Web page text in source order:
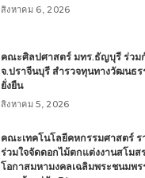
สิงหาคม 6, 2026
คณะศิลปศาสตร์ มทร.ธัญบุรี ร่วม
จ.ปราจีนบุรี สำรวจทุนทางวัฒนธร
ยั่งยืน
สิงหาคม 5, 2026
คณะเทคโนโลยีคหกรรมศาสตร์
ร่วมใจจัดดอกไม้ตกแต่งงานสโมส
โอกาสมหามงคลเฉลิมพระชนมพร